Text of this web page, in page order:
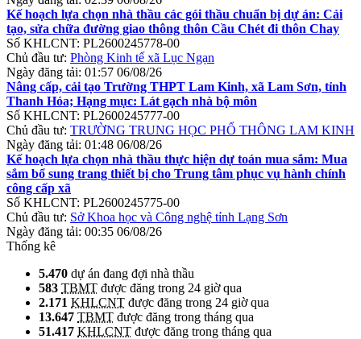
Kế hoạch lựa chọn nhà thầu các gói thầu chuẩn bị dự án: Cải
tạo, sửa chữa đường giao thông thôn Cầu Chét đi thôn Chay
Số KHLCNT: PL2600245778-00
Chủ đầu tư: Phòng Kinh tế xã Lục Ngạn
Ngày đăng tải: 01:57 06/08/26
Nâng cấp, cải tạo Trường THPT Lam Kinh, xã Lam Sơn, tỉnh
Thanh Hóa; Hạng mục: Lát gạch nhà bộ môn
Số KHLCNT: PL2600245777-00
Chủ đầu tư: TRƯỜNG TRUNG HỌC PHỔ THÔNG LAM KINH
Ngày đăng tải: 01:48 06/08/26
Kế hoạch lựa chọn nhà thầu thực hiện dự toán mua sắm: Mua
sắm bổ sung trang thiết bị cho Trung tâm phục vụ hành chính
công cấp xã
Số KHLCNT: PL2600245775-00
Chủ đầu tư: Sở Khoa học và Công nghệ tỉnh Lạng Sơn
Ngày đăng tải: 00:35 06/08/26
Thống kê
5.470 dự án đang đợi nhà thầu
583 TBMT được đăng trong 24 giờ qua
2.171 KHLCNT được đăng trong 24 giờ qua
13.647 TBMT được đăng trong tháng qua
51.417 KHLCNT được đăng trong tháng qua